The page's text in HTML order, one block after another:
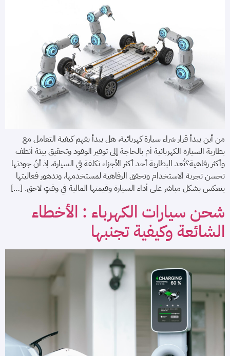
من أين يبدأ قرار شراء سيارة كهربائية، هل يبدأ بفهم كيفية التعامل مع
بطارية السيارة الكهربائية أم بالحاجة إلى توفير الوقود وتحقيق بيئة أنظف
وأكثر رفاهية؟تُعد البطارية أحد أكثر الأجزاء تكلفة في السيارة، إذ أنّ جودتها
تحسن تجربة الاستخدام وتحقق الرفاهية لمستخدمها، وتدهور فعاليتها
ينعكس بشكل مباشر على أداء السيارة وقيمتها المالية في وقتٍ لاحق. […]
شحن سيارات الكهرباء : الأخطاء
الشائعة وكيفية تجنبها